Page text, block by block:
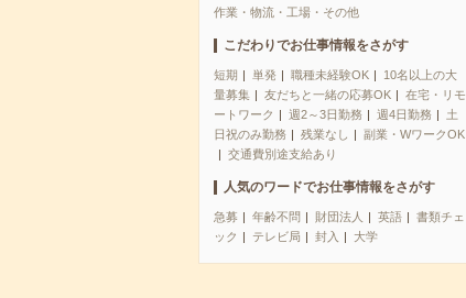
作業・物流・工場・その他
こだわりでお仕事情報をさがす
短期 単発 職種未経験OK
10名以上の大
量募集
友だちと一緒の応募OK
在宅・リモ
ートワーク
週2～3日勤務 週4日勤務
土
日祝のみ勤務
残業なし
副業・WワークOK
交通費別途支給あり
人気のワードでお仕事情報をさがす
急募 年齢不問 財団法人 英語
書類チェ
ック
テレビ局 封入 大学